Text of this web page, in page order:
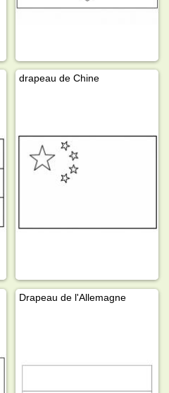
drapeau de Chine
Drapeau de l'Allemagne